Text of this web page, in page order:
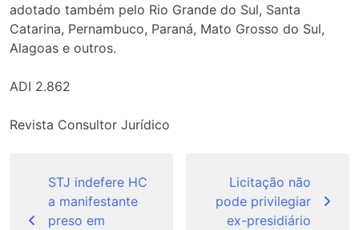
adotado também pelo Rio Grande do Sul, Santa
Catarina, Pernambuco, Paraná, Mato Grosso do Sul,
Alagoas e outros.
ADI 2.862
Revista Consultor Jurídico
Post
STJ indefere HC
a manifestante
preso em
Licitação não
pode privilegiar
ex-presidiário